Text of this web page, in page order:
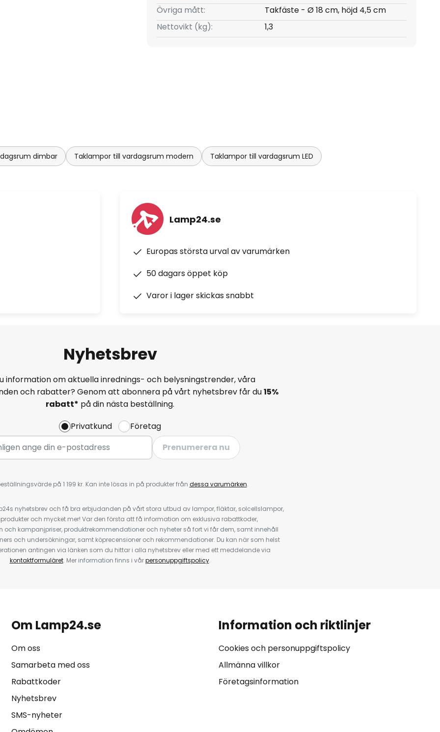
Övriga mått:
Takfäste - Ø 18 cm, höjd 4,5 cm
Nettovikt (kg):
1,3
dimbar Taklampor till vardagsrum modern Taklampor till vardagsrum LED
Lamp24.se
Europas största urval av varumärken
50 dagars öppet köp
Varor i lager skickas snabbt
Nyhetsbrev
information om aktuella inrednings- och belysningstrender, våra
och rabatter? Genom att abonnera på vårt nyhetsbrev får du15%
rabatt* på din nästa beställning.
Privatkund
Företag
Prenumerera nu
på 1 199 kr. Kan inte lösas in på produkter från dessa varumärken.
nyhetsbrev och få bra erbjudanden på vårt stora utbud av lampor, fläktar, solcellslampor,
och mycket mer! Var den första att få information om exklusiva rabattkoder,
och kampanjpriser, produktrekommendationer och nyheter så fort vi får dem, samt innehåll
och undersökningar, samt köprecensioner och rekommendationer. Du kan när som helst
antingen via länken som du hittar i alla nyhetsbrev eller med ett meddelande via
kontaktformuläret. Mer information finns i vårpersonuppgiftspolicy.
Om Lamp24.se
Om oss
Samarbeta med oss
Rabattkoder
Nyhetsbrev
SMS-nyheter
Information och riktlinjer
Cookies och personuppgiftspolicy
Allmänna villkor
Företagsinformation